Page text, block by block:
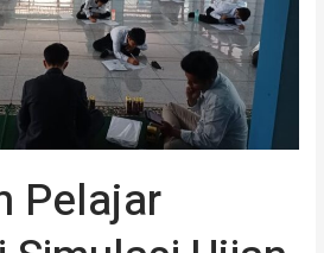
Pelajar